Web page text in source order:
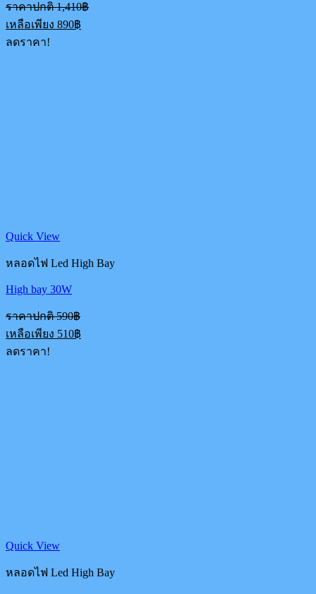
ราคาปกติ1,410฿
เหลือเพียง 890฿
price
ลดราคา!
Quick View
หลอดไฟ Led High Bay
High bay 30W
ราคาปกติ590฿
was:
เหลือเพียง 510฿
price
ลดราคา!
Quick View
หลอดไฟ Led High Bay